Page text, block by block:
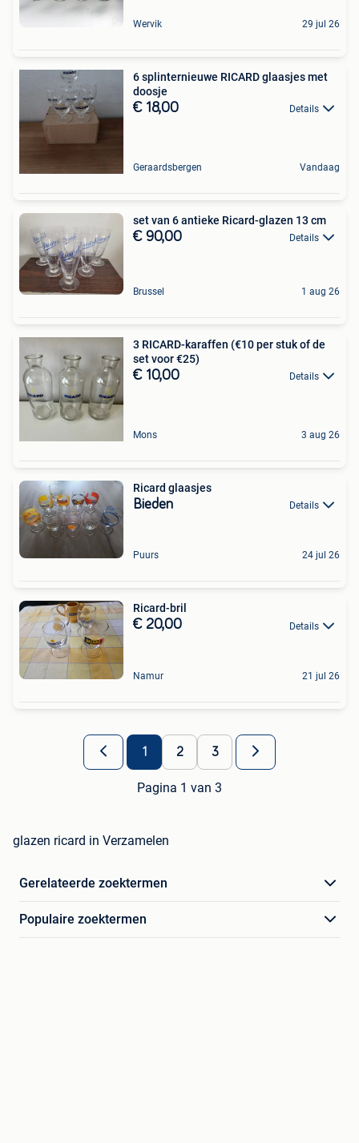
Wervik 29 jul 26
6 splinternieuwe RICARD glaasjes met
doosje
€ 18,00 Details
Geraardsbergen Vandaag
set van 6 antieke Ricard-glazen 13 cm
€ 90,00 Details
Brussel 1 aug 26
3 RICARD-karaffen (€10 per stuk of de
set voor €25)
€ 10,00 Details
Mons 3 aug 26
Ricard glaasjes
Bieden Details
Puurs 24 jul 26
Ricard-bril
€ 20,00 Details
Namur 21 jul 26
1 2 3
Pagina 1 van 3
glazen ricard in Verzamelen
Gerelateerde zoektermen
Populaire zoektermen